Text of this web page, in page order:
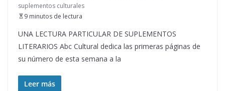
suplementos culturales
9 minutos de lectura
UNA LECTURA PARTICULAR DE SUPLEMENTOS
LITERARIOS Abc Cultural dedica las primeras páginas de
su número de esta semana a la
Leer más